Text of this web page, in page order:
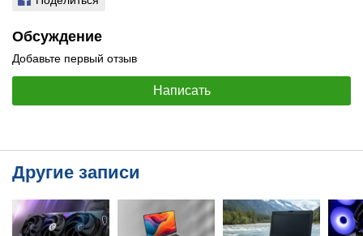
Обсуждение
Добавьте первый отзыв
Написать
Другие записи